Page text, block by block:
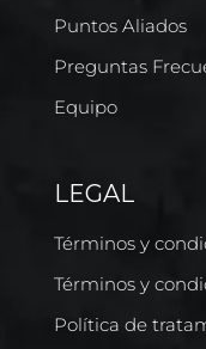
Puntos Aliados
Preguntas
Equipo
LEGAL
Términos y
Términos y
Política de